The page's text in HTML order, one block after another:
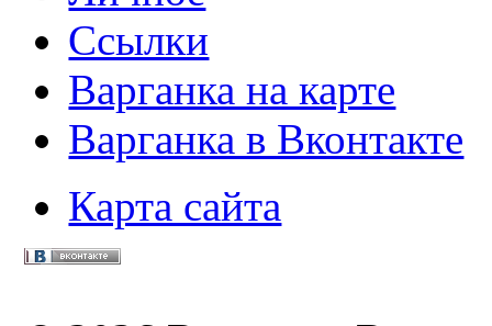
Ссылки
Варганка на карте
Варганка в Вконтакте
Карта сайта